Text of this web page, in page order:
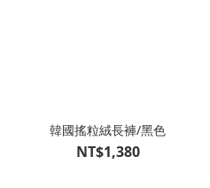
韓國搖粒絨長褲/黑色
NT$1,380